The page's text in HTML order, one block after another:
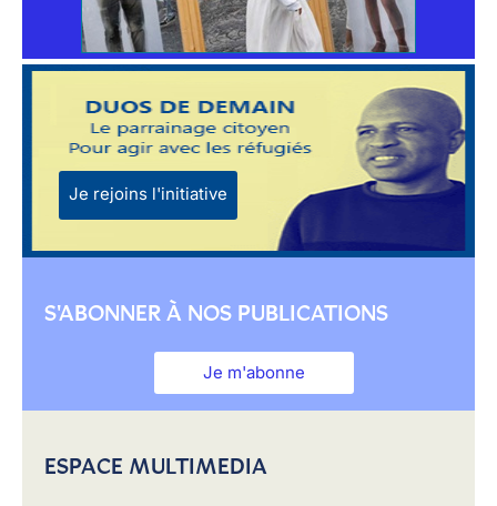
Je rejoins l'initiative
S'ABONNER À NOS PUBLICATIONS
Je m'abonne
ESPACE MULTIMEDIA